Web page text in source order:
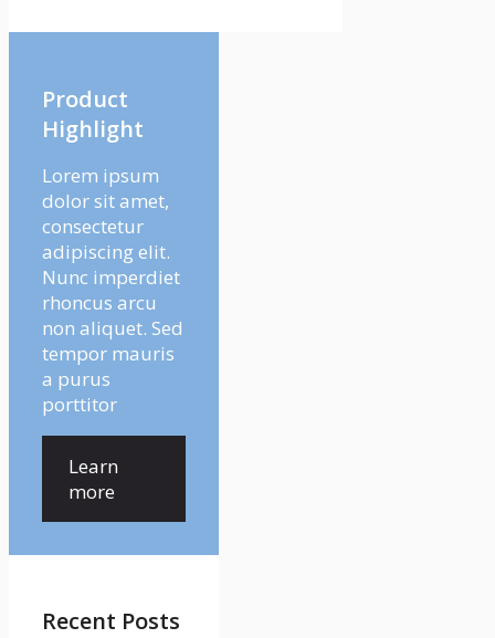
Product
Highlight
Lorem ipsum
dolor sit amet,
consectetur
adipiscing elit.
Nunc imperdiet
rhoncus arcu
non aliquet. Sed
tempor mauris
a purus
porttitor
Learn
more
Recent Posts